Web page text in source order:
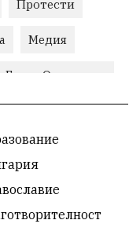
Протести
Медия
Горна Оряховица